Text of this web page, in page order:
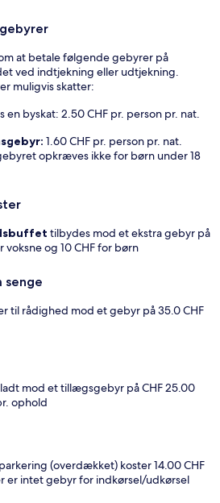
at betale følgende gebyrer på
ved indtjekning eller udtjekning.
muligvis skatter:
en byskat: 2.50 CHF pr. person pr. nat.
1.60 CHF pr. person pr. nat.
opkræves ikke for børn under 18
tilbydes mod et ekstra gebyr på
voksne og 10 CHF for børn
senge
til rådighed mod et gebyr på 35.0 CHF
mod et tillægsgebyr på CHF 25.00
ophold
(overdækket) koster 14.00 CHF
er intet gebyr for indkørsel/udkørsel